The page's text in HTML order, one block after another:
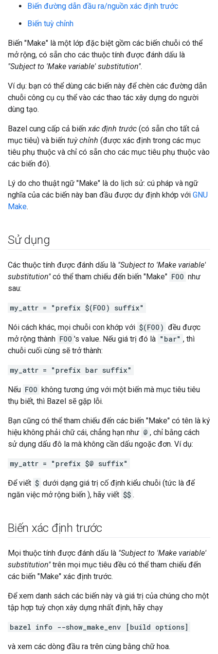
Biến đường dẫn đầu ra/nguồn xác định trước
Biến tuỳ chỉnh
Biến "Make" là một lớp đặc biệt gồm các biến chuỗi có thể
mở rộng, có sẵn cho các thuộc tính được đánh dấu là
"Subject to 'Make variable' substitution".
Ví dụ: bạn có thể dùng các biến này để chèn các đường dẫn
chuỗi công cụ cụ thể vào các thao tác xây dựng do người
dùng tạo.
Bazel cung cấp cả biếnxác định trước (có sẵn cho tất cả
mục tiêu) và biến tuỳ chỉnh (được xác định trong các mục
tiêu phụ thuộc và chỉ có sẵn cho các mục tiêu phụ thuộc vào
các biến đó).
Lý do cho thuật ngữ "Make" là do lịch sử: cú pháp và ngữ
nghĩa của các biến này ban đầu được dự định khớp với GNU
Make.
Sử dụng
Các thuộc tính được đánh dấu là "Subject to 'Make variable'
substitution"có thể tham chiếu đến biến "Make" FOO như
sau:
my_attr = "prefix $(FOO) suffix"
Nói cách khác, mọi chuỗi con khớp với $(FOO) đều được
mở rộng thành FOO 's value. Nếu giá trị đó là "bar" , thì
chuỗi cuối cùng sẽ trở thành:
my_attr = "prefix bar suffix"
Nếu FOO không tương ứng với một biến mà mục tiêu tiêu
thụ biết, thì Bazel sẽ gặp lỗi.
Bạn cũng có thể tham chiếu đến các biến "Make" có tên là ký
hiệu không phải chữ cái, chẳng hạn như @ , chỉ bằng cách
sử dụng dấu đô la mà không cần dấu ngoặc đơn. Ví dụ:
my_attr = "prefix $@ suffix"
Để viết $ dưới dạng giá trị cố định kiểu chuỗi (tức là để
ngăn việc mở rộng biến ), hãy viết $$ .
Biến xác định trước
Mọi thuộc tính được đánh dấu là "Subject to 'Make variable'
substitution"trên mọi mục tiêu đều có thể tham chiếu đến
các biến "Make" xác định trước.
Để xem danh sách các biến này và giá trị của chúng cho một
tập hợp tuỳ chọn xây dựng nhất định, hãy chạy
bazel info --show_make_env [build options]
và xem các dòng đầu ra trên cùng bằng chữ hoa.